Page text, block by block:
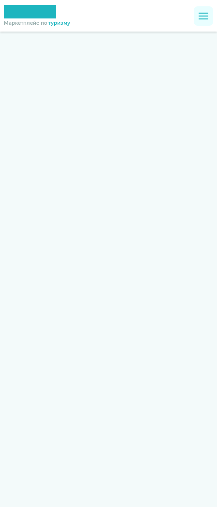
Маркетплейс по туризму